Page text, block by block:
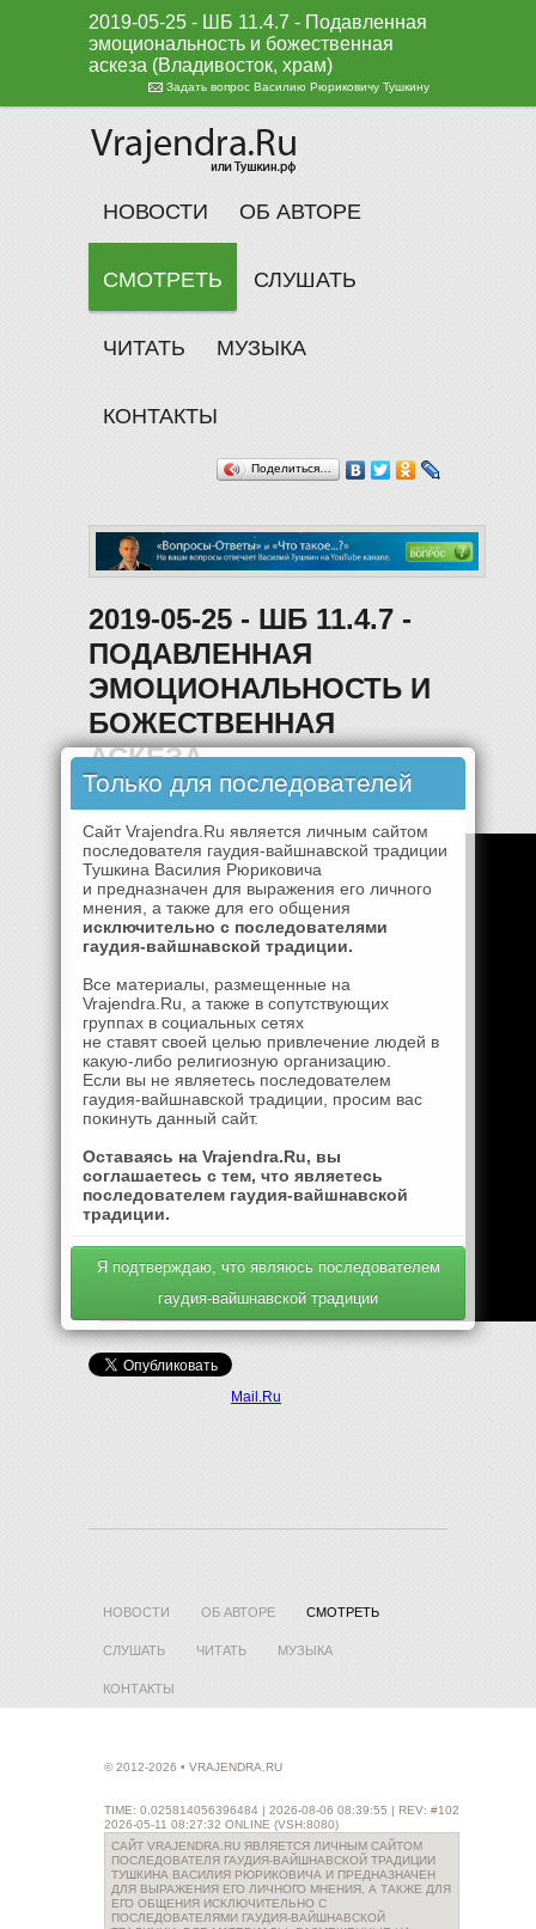
2019-05-25 - ШБ 11.4.7 - Подавленная
эмоциональность и божественная
аскеза (Владивосток, храм)
Задать вопрос Василию Рюриковичу Тушкину
НОВОСТИ ОБ АВТОРЕ
СМОТРЕТЬ СЛУШАТЬ
ЧИТАТЬ МУЗЫКА
КОНТАКТЫ
Поделиться…
2019-05-25 - ШБ 11.4.7 -
ПОДАВЛЕННАЯ
ЭМОЦИОНАЛЬНОСТЬ И
БОЖЕСТВЕННАЯ
АСКЕЗА
(ВЛАДИВОСТОК, ХРАМ)
Mail.Ru
НОВОСТИ ОБ АВТОРЕ СМОТРЕТЬ
СЛУШАТЬ ЧИТАТЬ МУЗЫКА
КОНТАКТЫ
© 2012-2026 • VRAJENDRA.RU
TIME: 0.025814056396484 | 2026-08-06 08:39:55 | REV: #102
2026-05-11 08:27:32 ONLINE (VSH:8080)
САЙТ VRAJENDRA.RU ЯВЛЯЕТСЯ ЛИЧНЫМ САЙТОМ
ПОСЛЕДОВАТЕЛЯ ГАУДИЯ-ВАЙШНАВСКОЙ ТРАДИЦИИ
ТУШКИНА ВАСИЛИЯ РЮРИКОВИЧА И ПРЕДНАЗНАЧЕН
ДЛЯ ВЫРАЖЕНИЯ ЕГО ЛИЧНОГО МНЕНИЯ, А ТАКЖЕ ДЛЯ
ЕГО ОБЩЕНИЯ ИСКЛЮЧИТЕЛЬНО С
ПОСЛЕДОВАТЕЛЯМИ ГАУДИЯ-ВАЙШНАВСКОЙ
Только для последователей
Сайт Vrajendra.Ru является личным сайтом
последователя гаудия-вайшнавской традиции
Тушкина Василия Рюриковича
и предназначен для выражения его личного
мнения, а также для его общения
исключительно с последователями
гаудия-вайшнавской традиции.
Все материалы, размещенные на
Vrajendra.Ru, а также в сопутствующих
группах в социальных сетях
не ставят своей целью привлечение людей в
какую-либо религиозную организацию.
Если вы не являетесь последователем
гаудия-вайшнавской традиции, просим вас
покинуть данный сайт.
Оставаясь на Vrajendra.Ru, вы
соглашаетесь с тем, что являетесь
последователем гаудия-вайшнавской
традиции.
Я подтверждаю, что являюсь последователем
гаудия-вайшнавской традиции